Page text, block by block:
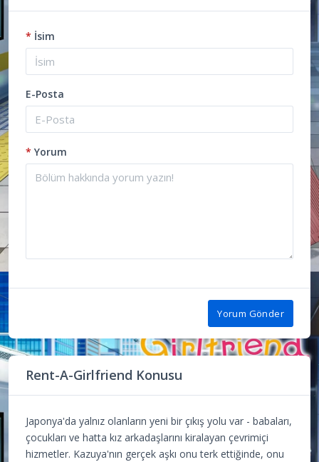
* İsim
E-Posta
* Yorum
Yorum Gönder
Rent-A-Girlfriend Konusu
Japonya'da yalnız olanların yeni bir çıkış yolu var - babaları,
çocukları ve hatta kız arkadaşlarını kiralayan çevrimiçi
hizmetler. Kazuya'nın gerçek aşkı onu terk ettiğinde, onu